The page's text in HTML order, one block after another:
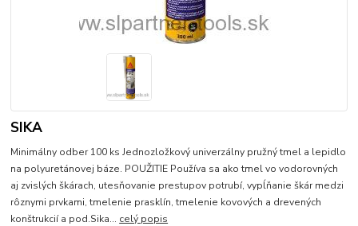
SIKA
Minimálny odber 100 ks Jednozložkový univerzálny pružný tmel a lepidlo
na polyuretánovej báze. POUŽITIE Používa sa ako tmel vo vodorovných
aj zvislých škárach, utesňovanie prestupov potrubí, vypĺňanie škár medzi
rôznymi prvkami, tmelenie prasklín, tmelenie kovových a drevených
konštrukcií a pod.Sika... celý popis